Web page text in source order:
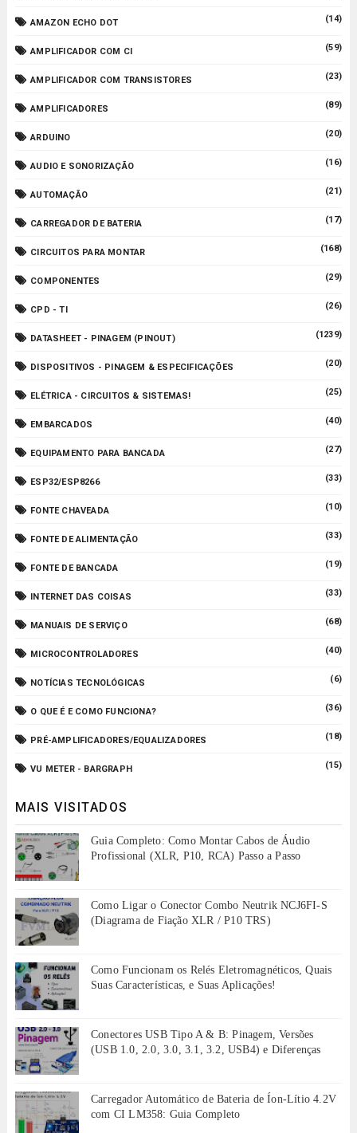
AMAZON ECHO DOT (14)
AMPLIFICADOR COM CI (59)
AMPLIFICADOR COM TRANSISTORES (23)
AMPLIFICADORES (89)
ARDUINO (20)
AUDIO E SONORIZAÇÃO (16)
AUTOMAÇÃO (21)
CARREGADOR DE BATERIA (17)
CIRCUITOS PARA MONTAR (168)
COMPONENTES (29)
CPD - TI (26)
DATASHEET - PINAGEM (PINOUT) (1239)
DISPOSITIVOS - PINAGEM & ESPECIFICAÇÕES (20)
ELÉTRICA - CIRCUITOS & SISTEMAS! (25)
EMBARCADOS (40)
EQUIPAMENTO PARA BANCADA (27)
ESP32/ESP8266 (33)
FONTE CHAVEADA (10)
FONTE DE ALIMENTAÇÃO (33)
FONTE DE BANCADA (19)
INTERNET DAS COISAS (33)
MANUAIS DE SERVIÇO (68)
MICROCONTROLADORES (40)
NOTÍCIAS TECNOLÓGICAS (6)
O QUE É E COMO FUNCIONA? (36)
PRÉ-AMPLIFICADORES/EQUALIZADORES (18)
VU METER - BARGRAPH (15)
MAIS VISITADOS
Guia Completo: Como Montar Cabos de Áudio
Profissional (XLR, P10, RCA) Passo a Passo
Como Ligar o Conector Combo Neutrik NCJ6FI-S
(Diagrama de Fiação XLR / P10 TRS)
Como Funcionam os Relés Eletromagnéticos, Quais
Suas Características, e Suas Aplicações!
Conectores USB Tipo A & B: Pinagem, Versões
(USB 1.0, 2.0, 3.0, 3.1, 3.2, USB4) e Diferenças
Carregador Automático de Bateria de Íon-Lítio 4.2V
com CI LM358: Guia Completo